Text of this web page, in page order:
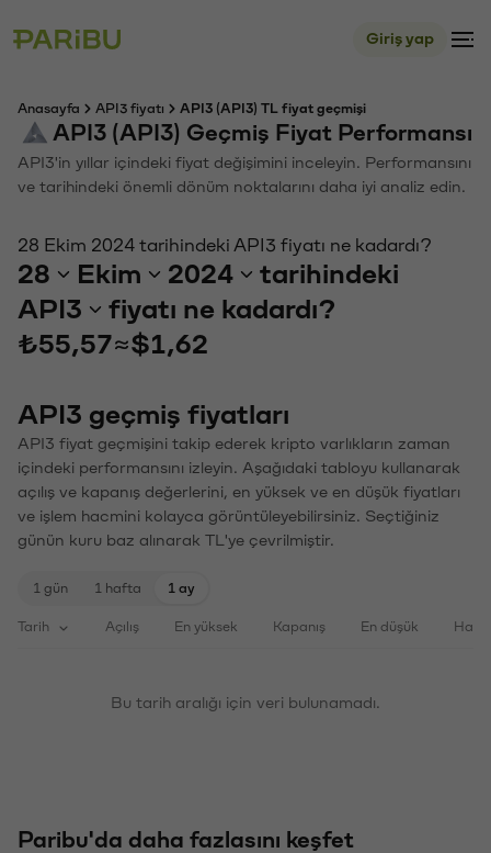
Giriş yap
Anasayfa API3 fiyatı API3 (API3) TL fiyat geçmişi
API3 (API3) Geçmiş Fiyat Performansı
API3'in yıllar içindeki fiyat değişimini inceleyin. Performansını
ve tarihindeki önemli dönüm noktalarını daha iyi analiz edin.
28 Ekim 2024 tarihindeki API3 fiyatı ne kadardı?
28 Ekim 2024
tarihindeki
API3
fiyatı ne kadardı?
₺55,57≈$1,62
API3 geçmiş fiyatları
API3 fiyat geçmişini takip ederek kripto varlıkların zaman
içindeki performansını izleyin. Aşağıdaki tabloyu kullanarak
açılış ve kapanış değerlerini, en yüksek ve en düşük fiyatları
ve işlem hacmini kolayca görüntüleyebilirsiniz. Seçtiğiniz
günün kuru baz alınarak TL'ye çevrilmiştir.
1 gün 1 hafta 1 ay
Tarih Açılış En yüksek Kapanış En düşük
Bu tarih aralığı için veri bulunamadı.
Paribu'da daha fazlasını keşfet